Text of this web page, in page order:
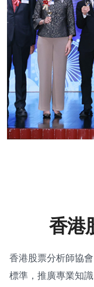
香港
香港股票分析師協
標準，推廣專業知